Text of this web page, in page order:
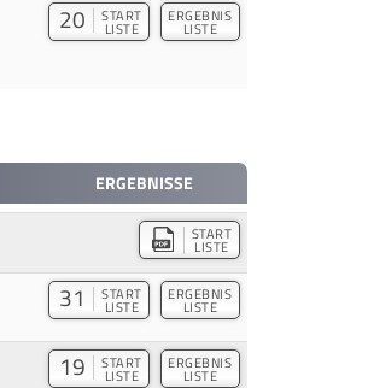
20 START
LISTE
ERGEBNIS
LISTE
ERGEBNISSE
START
LISTE
31 START
LISTE
ERGEBNIS
LISTE
19 START
LISTE
ERGEBNIS
LISTE